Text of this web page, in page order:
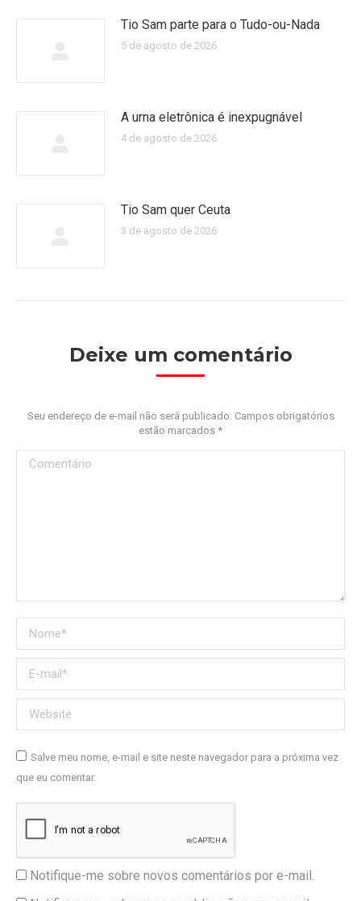
Tio Sam parte para o Tudo-ou-Nada
5 de agosto de 2026
A urna eletrônica é inexpugnável
4 de agosto de 2026
Tio Sam quer Ceuta
3 de agosto de 2026
Deixe um comentário
Seu endereço de e-mail não será publicado. Campos obrigatórios
estão marcados *
Comentário
Nome *
E-mail *
Website
Salve meu nome, e-mail e site neste navegador para a próxima vez
que eu comentar.
Notifique-me sobre novos comentários por e-mail.